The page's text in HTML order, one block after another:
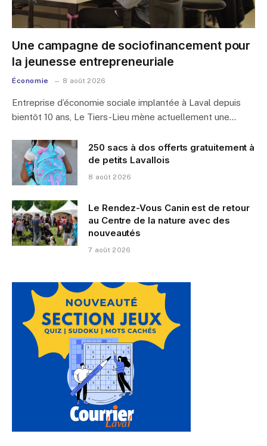
Une campagne de sociofinancement pour
la jeunesse entrepreneuriale
Économie 8 août 2026
Entreprise d’économie sociale implantée à Laval depuis
bientôt 10 ans, Le Tiers-Lieu mène actuellement une…
250 sacs à dos offerts gratuitement à
de petits Lavallois
8 août 2026
Le Rendez-Vous Canin est de retour
au Centre de la nature avec des
nouveautés
7 août 2026